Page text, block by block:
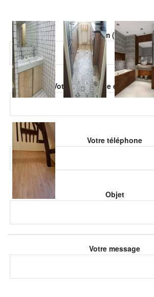
Veuillez
Votre nom
Veuillez
Votre adresse de email
Votre téléphone
Objet
Votre message